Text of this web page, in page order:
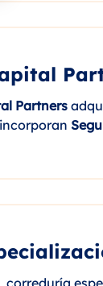
Partners
, correduría